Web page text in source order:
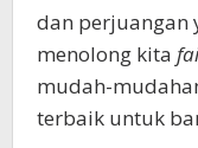
dan perjuangan
menolong kita
mudah-
terbaik untuk